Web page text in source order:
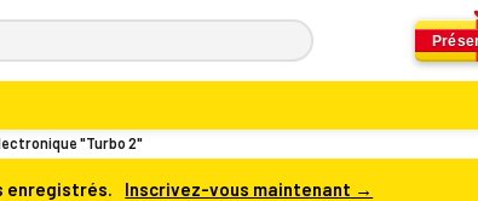
"Turbo 2"
enregistrés. Inscrivez-vous maintenant →